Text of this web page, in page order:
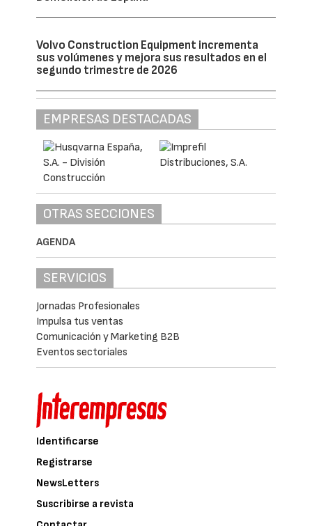
Volvo Construction Equipment incrementa
sus volúmenes y mejora sus resultados en el
segundo trimestre de 2026
EMPRESAS DESTACADAS
OTRAS SECCIONES
AGENDA
SERVICIOS
Jornadas Profesionales
Impulsa tus ventas
Comunicación y Marketing B2B
Eventos sectoriales
Identificarse
Registrarse
NewsLetters
Suscribirse a revista